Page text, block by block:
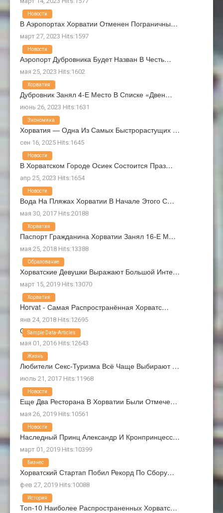
В Аэропортах Хорватии Отменен Пограничны…
март 27, 2023 Hits:1597
Новости
Аэропорт Дубровника Будет Назван В Честь…
мая 25, 2023 Hits:1602
Новости
Дубровник Занял 4-Е Место В Списке «Двен…
июнь 26, 2023 Hits:1631
Хорватия
Хорватия — Одна Из Самых Быстрорастущих …
сен 16, 2025 Hits:1645
Экономика
В Хорватском Городе Осиек Состоится Праз…
апр 25, 2023 Hits:1654
Новости
Вода На Пляжах Хорватии В Начале Этого С…
мая 30, 2017 Hits:20188
Новости
Паспорт Гражданина Хорватии Занял 16-Е М…
мая 25, 2018 Hits:13388
Хорватия
Хорватские Девушки Выражают Большой Инте…
март 15, 2019 Hits:13070
Образование
Horvat - Самая Распространённая Хорватс…
янв 24, 2018 Hits:12695
Хорватия
О Нас
мая 01, 2016 Hits:12643
Sample Data-Articles
Любители Секс-Туризма Всё Чаще Выбирают …
июль 21, 2017 Hits:11968
Жизнь
Еще Два Ресторана В Хорватии Были Отмече…
мая 26, 2019 Hits:10561
Новости
Наследный Принц Александр И Кронпринцесс…
март 01, 2019 Hits:10399
Новости
Хорватский Стартап Побил Рекорд По Сбору…
фев 27, 2019 Hits:10088
Бизнес
Топ-10 Наиболее Распространенных Хорватс…
История